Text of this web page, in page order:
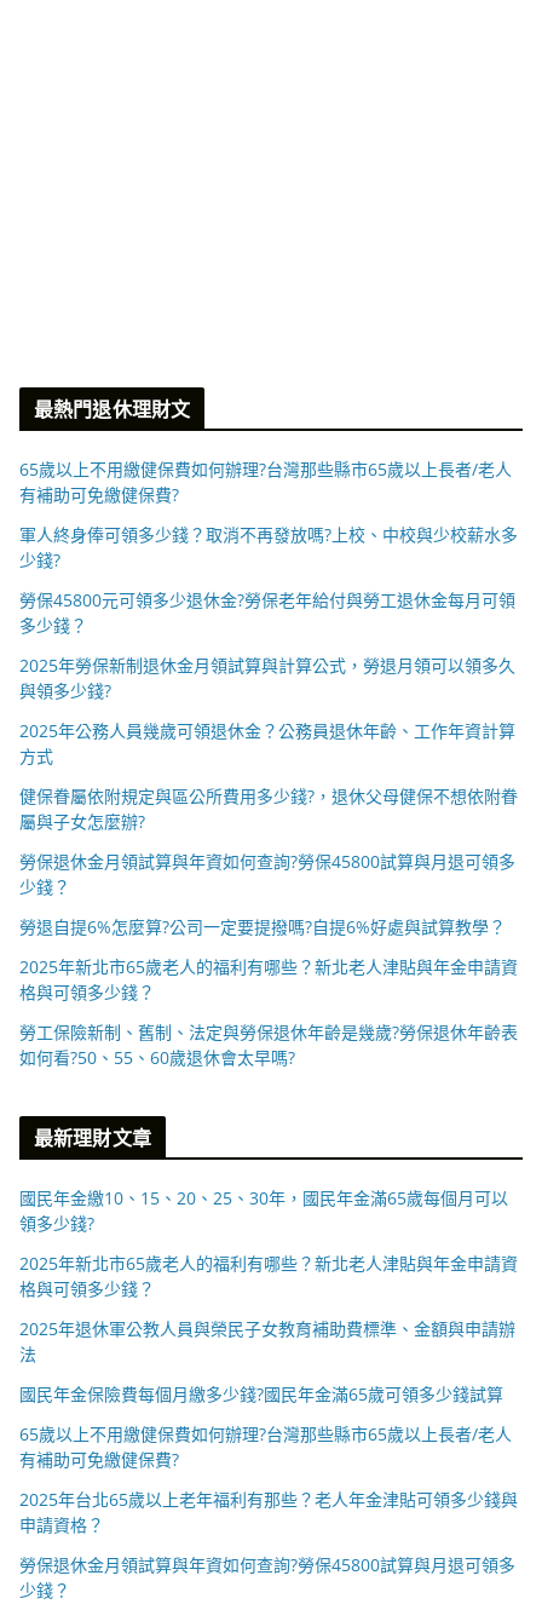
最熱門退休理財文
65歲以上不用繳健保費如何辦理?台灣那些縣市65歲以上長者/老人
有補助可免繳健保費?
軍人終身俸可領多少錢？取消不再發放嗎?上校、中校與少校薪水多
少錢?
勞保45800元可領多少退休金?勞保老年給付與勞工退休金每月可領
多少錢？
2025年勞保新制退休金月領試算與計算公式，勞退月領可以領多久
與領多少錢?
2025年公務人員幾歲可領退休金？公務員退休年齡、工作年資計算
方式
健保眷屬依附規定與區公所費用多少錢?，退休父母健保不想依附眷
屬與子女怎麼辦?
勞保退休金月領試算與年資如何查詢?勞保45800試算與月退可領多
少錢？
勞退自提6%怎麼算?公司一定要提撥嗎?自提6%好處與試算教學？
2025年新北市65歲老人的福利有哪些？新北老人津貼與年金申請資
格與可領多少錢？
勞工保險新制、舊制、法定與勞保退休年齡是幾歲?勞保退休年齡表
如何看?50、55、60歲退休會太早嗎?
最新理財文章
國民年金繳10、15、20、25、30年，國民年金滿65歲每個月可以
領多少錢?
2025年新北市65歲老人的福利有哪些？新北老人津貼與年金申請資
格與可領多少錢？
2025年退休軍公教人員與榮民子女教育補助費標準、金額與申請辦
法
國民年金保險費每個月繳多少錢?國民年金滿65歲可領多少錢試算
65歲以上不用繳健保費如何辦理?台灣那些縣市65歲以上長者/老人
有補助可免繳健保費?
2025年台北65歲以上老年福利有那些？老人年金津貼可領多少錢與
申請資格？
勞保退休金月領試算與年資如何查詢?勞保45800試算與月退可領多
少錢？